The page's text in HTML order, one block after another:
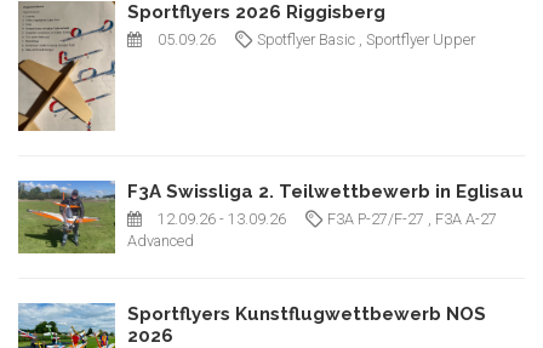
Sportflyers 2026 Riggisberg
05.09.26 Spotflyer Basic , Sportflyer Upper
F3A Swissliga 2. Teilwettbewerb in Eglisau
12.09.26 - 13.09.26 F3A P-27/F-27 , F3A A-27
Advanced
Sportflyers Kunstflugwettbewerb NOS
2026